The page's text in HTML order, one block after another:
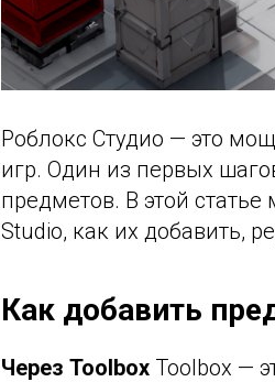
Роблокс Студио — это
игр. Один из первых
предметов. В этой
Studio, как их добавить,
Как добавить
Через Toolbox Toolbox —